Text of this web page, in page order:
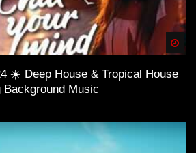
☀️ Deep House & Tropical House
Music